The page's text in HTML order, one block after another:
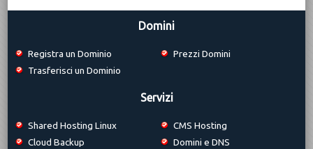
Domini
Registra un Dominio
Trasferisci un Dominio
Prezzi Domini
Servizi
Shared Hosting Linux
Cloud Backup
CMS Hosting
Domini e DNS